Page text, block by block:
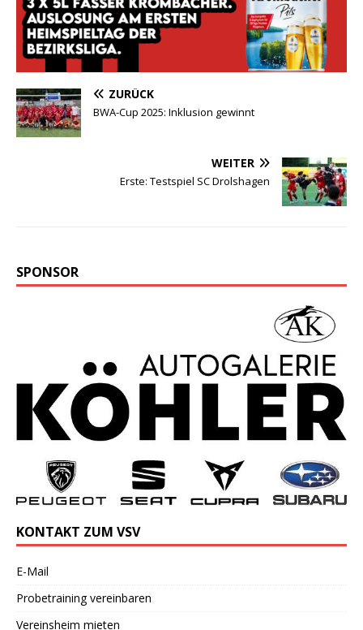
ZURÜCK
BWA-Cup 2025: Inklusion gewinnt
WEITER
Erste: Testspiel SC Drolshagen
SPONSOR
KONTAKT ZUM VSV
E-Mail
Probetraining vereinbaren
Vereinsheim mieten